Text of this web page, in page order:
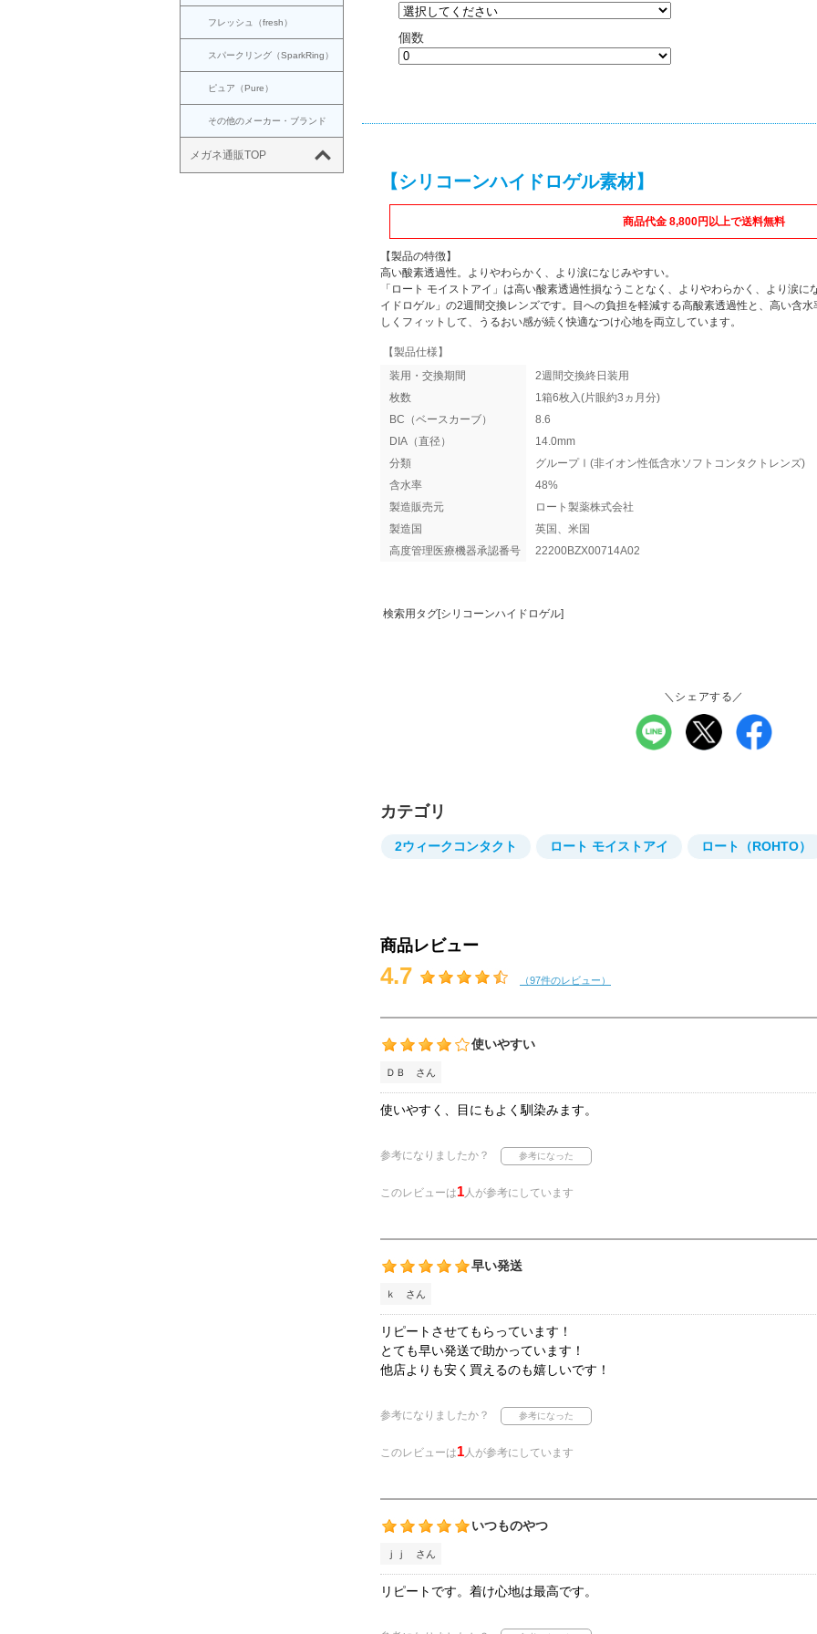
フレッシュ（fresh）
スパークリング（SparkRing）
ピュア（Pure）
その他のメーカー・ブランド
メガネ通販TOP
個数
【シリコーンハイドロゲル素材】
商品代金 8,800円以上で送料無料
【製品の特徴】
高い酸素透過性。よりやわらかく、より涙になじみやすい。
「ロート モイストアイ」は高い酸素透過性損なうことなく、よりやわらかく、より涙
イドロゲル」の2週間交換レンズです。目への負担を軽減する高酸素透過性と、高い含
しくフィットして、うるおい感が続く快適なつけ心地を両立しています。
【製品仕様】
装用・交換期間
2週間交換終日装用
枚数
1箱6枚入(片眼約3ヵ月分)
BC（ベースカーブ）
8.6
DIA（直径）
14.0mm
分類
グループⅠ(非イオン性低含水ソフトコンタクトレンズ)
含水率
48%
製造販売元
ロート製薬株式会社
製造国
英国、米国
高度管理医療機器承認番号
22200BZX00714A02
検索用タグ[シリコーンハイドロゲル]
＼シェアする／
カテゴリ
2ウィークコンタクト ロート モイストアイ ロート（ROHTO）
商品レビュー
4.7 （97件のレビュー）
使いやすい
ＤＢ さん
使いやすく、目にもよく馴染みます。
参考になりましたか？
このレビューは1人が参考にしています
早い発送
ｋ さん
リピートさせてもらっています！
とても早い発送で助かっています！
他店よりも安く買えるのも嬉しいです！
参考になりましたか？
このレビューは1人が参考にしています
いつものやつ
ｊｊ さん
リピートです。着け心地は最高です。